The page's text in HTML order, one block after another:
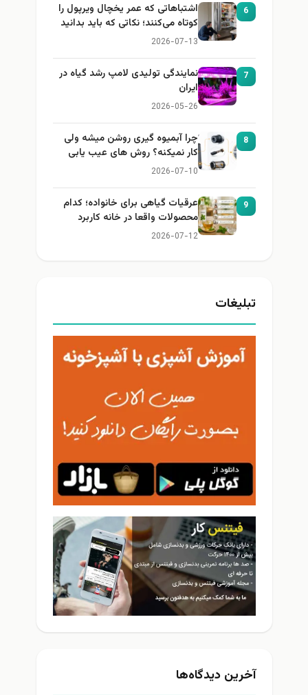
6
اشتباهاتی که عمر یخچال ویرپول را
کوتاه می‌کنند؛ نکاتی که باید بدانید
2026-07-13
7
نمایندگی تولیدی لامپ رشد گیاه در
ایران
2026-05-26
8
چرا آبمیوه گیری روشن میشه ولی
کار نمیکنه؟ روش های عیب یابی
2026-07-10
9
عرقیات گیاهی برای خانواده؛ کدام
محصولات واقعا در خانه کاربرد
دارند؟
2026-07-12
تبلیغات
آخرین دیدگاه‌ها